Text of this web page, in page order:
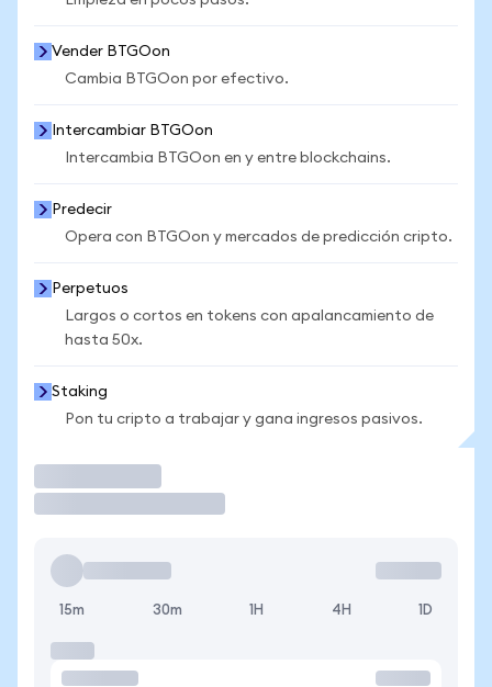
Vender BTGOon
Cambia BTGOon por efectivo.
Intercambiar BTGOon
Intercambia BTGOon en y entre blockchains.
Predecir
Opera con BTGOon y mercados de predicción cripto.
Perpetuos
Largos o cortos en tokens con apalancamiento de
hasta 50x.
Staking
Pon tu cripto a trabajar y gana ingresos pasivos.
15m 30m 1H 4H 1D